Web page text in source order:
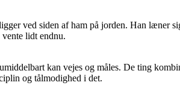
ved siden af ham på jorden. Han læner
lidt endnu.
kan vejes og måles. De ting
og tålmodighed i det.